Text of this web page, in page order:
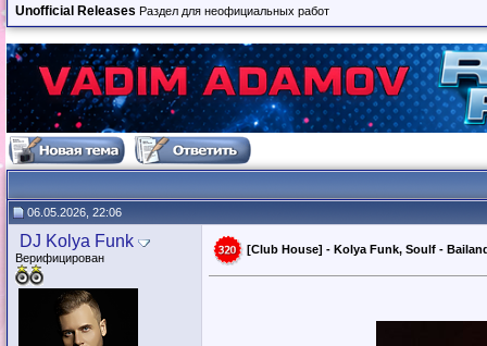
Unofficial Releases Раздел для неофициальных работ
06.05.2026, 22:06
DJ Kolya Funk
Верифицирован
[Club House] - Kolya Funk, Soulf -